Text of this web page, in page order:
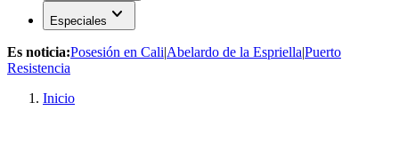
Especiales expand_more
Es noticia:Posesión en Cali|Abelardo de la Espriella|Puerto
Resistencia
Inicio